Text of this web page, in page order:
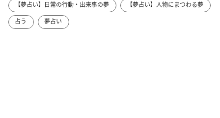
【夢占い】日常の行動・出来事の夢
【夢占い】人物にまつわる夢
占う
夢占い